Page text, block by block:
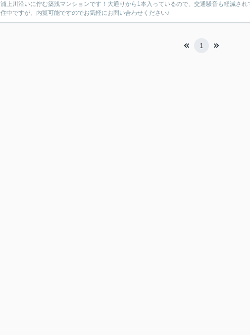
浦上川沿いに佇む築浅マンションです！大通りから1本入っているので、交通騒音も軽減さ
住中ですが、内覧可能ですのでお気軽にお問い合わせください♪
1